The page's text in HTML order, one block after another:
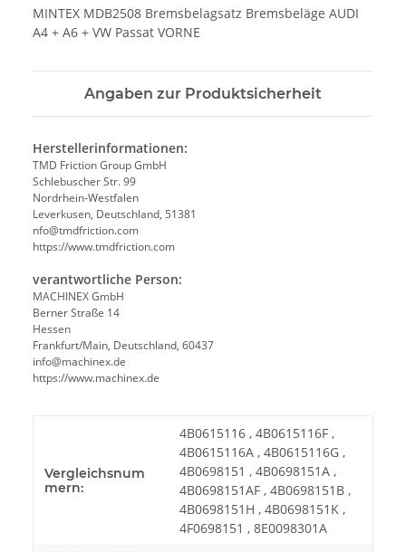
MINTEX MDB2508 Bremsbelagsatz Bremsbeläge AUDI
A4 + A6 + VW Passat VORNE
Angaben zur Produktsicherheit
Herstellerinformationen:
TMD Friction Group GmbH
Schlebuscher Str. 99
Nordrhein-Westfalen
Leverkusen, Deutschland, 51381
nfo@tmdfriction.com
https://www.tmdfriction.com
verantwortliche Person:
MACHINEX GmbH
Berner Straße 14
Hessen
Frankfurt/Main, Deutschland, 60437
info@machinex.de
https://www.machinex.de
Vergleichsnum
mern:
4B0615116 , 4B0615116F ,
4B0615116A , 4B0615116G ,
4B0698151 , 4B0698151A ,
4B0698151AF , 4B0698151B ,
4B0698151H , 4B0698151K ,
4F0698151 , 8E0098301A